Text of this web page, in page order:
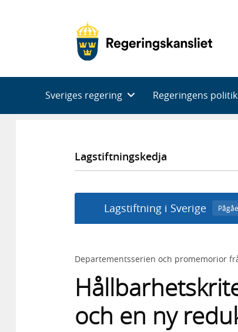
Sveriges regering Regeringens
Lagstiftningskedja
Lagstiftning i Sverige
Departementsserien och promemorior
och en ny